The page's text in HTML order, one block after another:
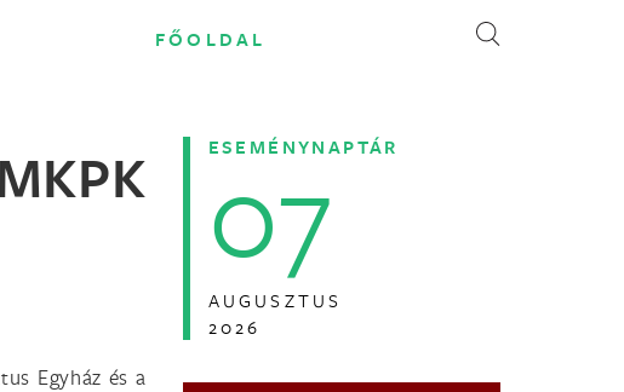
FŐOLDAL
Egyház és a
ESEMÉNYNAPTÁR
07
AUGUSZTUS
2026